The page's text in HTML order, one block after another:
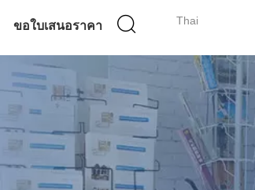
Thai
ขอใบเสนอราคา